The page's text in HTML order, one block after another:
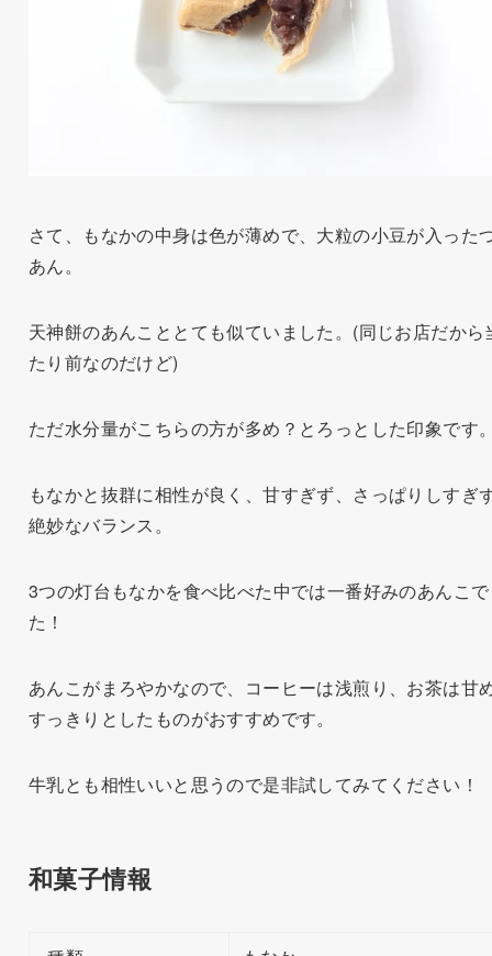
さて、もなかの中身は色が薄めで、大粒の小豆が入った
あん。
天神餅のあんこととても似ていました。(同じお店だから
たり前なのだけど)
ただ水分量がこちらの方が多め？とろっとした印象です
もなかと抜群に相性が良く、甘すぎず、さっぱりしすぎ
絶妙なバランス。
3つの灯台もなかを食べ比べた中では一番好みのあんこ
た！
あんこがまろやかなので、コーヒーは浅煎り、お茶は甘
すっきりとしたものがおすすめです。
牛乳とも相性いいと思うので是非試してみてください！
和菓子情報